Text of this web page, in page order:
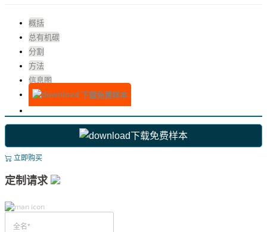
概括
总有机碳
分割
方法
信息图
下载免费样本
下载免费样本
立即购买
定制请求